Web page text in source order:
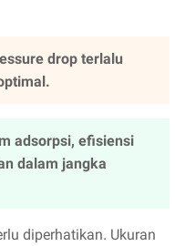
drop terlalu
adsorpsi, efisiensi
dalam jangka
diperhatikan. Ukuran